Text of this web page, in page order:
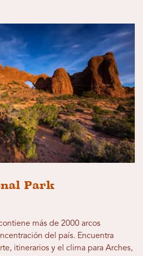
Park
más de 2000 arcos
del país. Encuentra
itinerarios y el clima para Arches,